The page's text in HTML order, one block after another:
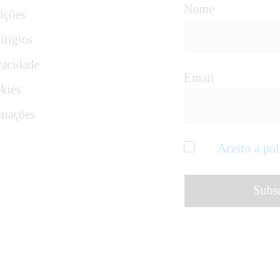
Nome
Email